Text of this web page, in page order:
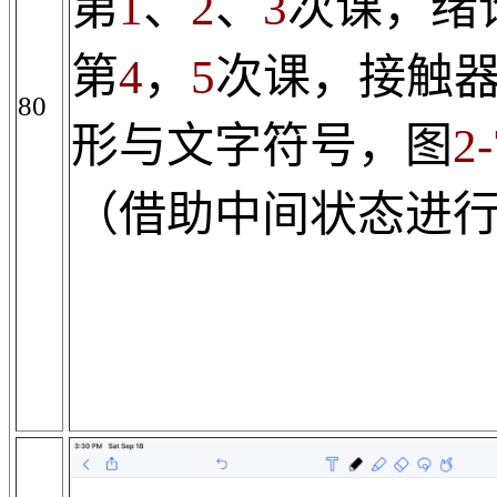
80
第4， 5次课，接触
形与文字符号，图
（借助中间状态进